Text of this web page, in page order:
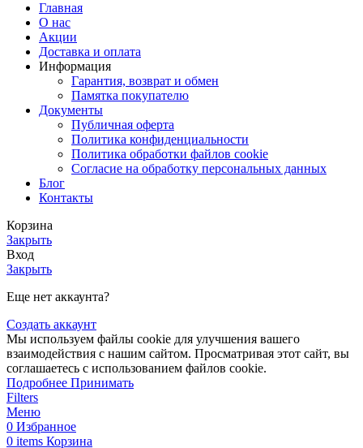
Главная
О нас
Акции
Доставка и оплата
Информация
Гарантия, возврат и обмен
Памятка покупателю
Документы
Публичная оферта
Политика конфиденциальности
Политика обработки файлов cookie
Согласие на обработку персональных данных
Блог
Контакты
Корзина
Закрыть
Вход
Закрыть
Еще нет аккаунта?
Создать аккаунт
Мы используем файлы cookie для улучшения вашего
взаимодействия с нашим сайтом. Просматривая этот сайт, вы
соглашаетесь с использованием файлов cookie.
Подробнее Принимать
Filters
Меню
0 Избранное
0 items Корзина